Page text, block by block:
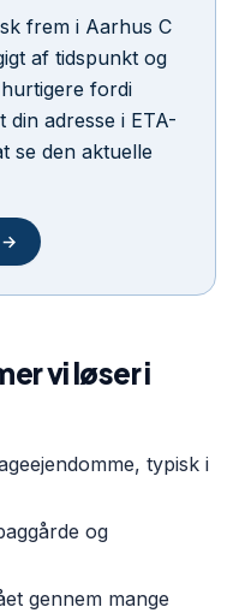
frem i Aarhus C
af tidspunkt og
fordi
din adresse i ETA-
se den aktuelle
→
vi løser i
typisk i
og
gennem mange